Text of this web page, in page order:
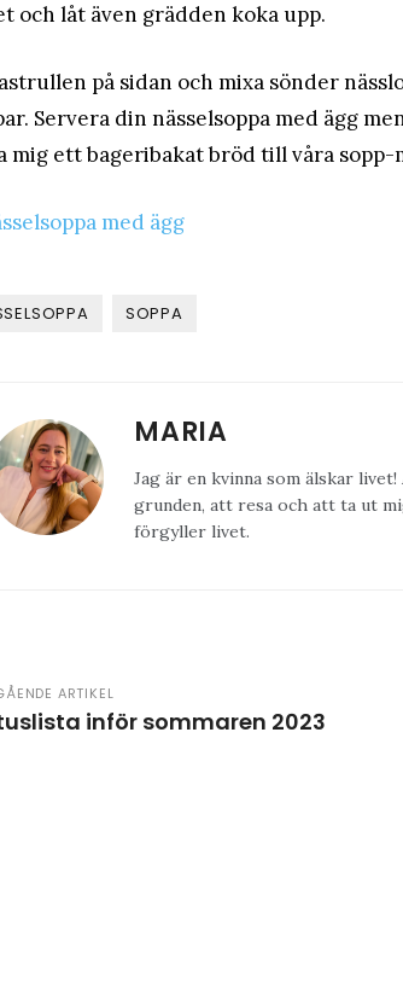
och låt även grädden koka upp.
på sidan och mixa sönder
Servera din nässelsoppa med ägg
mig ett bageribakat bröd till våra sopp-
SOPPA
MARIA
Jag är en kvinna som älskar
grunden, att resa och att ta ut
förgyller livet.
ARTIKEL
inför sommaren 2023